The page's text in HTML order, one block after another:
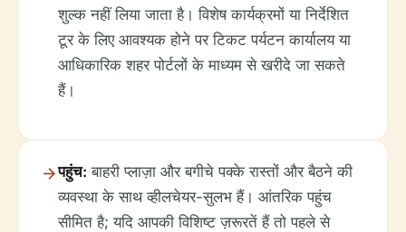
शुल्क नहीं लिया जाता है। विशेष कार्यक्रमों या निर्देशित
टूर के लिए आवश्यक होने पर टिकट पर्यटन कार्यालय या
आधिकारिक शहर पोर्टलों के माध्यम से खरीदे जा सकते
हैं।
पहुंच: बाहरी प्लाज़ा और बगीचे पक्के रास्तों और बैठने की
व्यवस्था के साथ व्हीलचेयर-सुलभ हैं। आंतरिक पहुंच
सीमित है; यदि आपकी विशिष्ट ज़रूरतें हैं तो पहले से